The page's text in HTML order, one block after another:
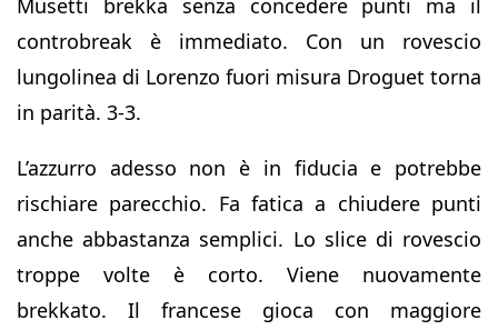
Musetti brekka senza concedere punti ma il
controbreak è immediato. Con un rovescio
lungolinea di Lorenzo fuori misura Droguet torna
in parità. 3-3.
L’azzurro adesso non è in fiducia e potrebbe
rischiare parecchio. Fa fatica a chiudere punti
anche abbastanza semplici. Lo slice di rovescio
troppe volte è corto. Viene nuovamente
brekkato. Il francese gioca con maggiore